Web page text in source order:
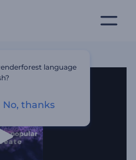
language
No, thanks